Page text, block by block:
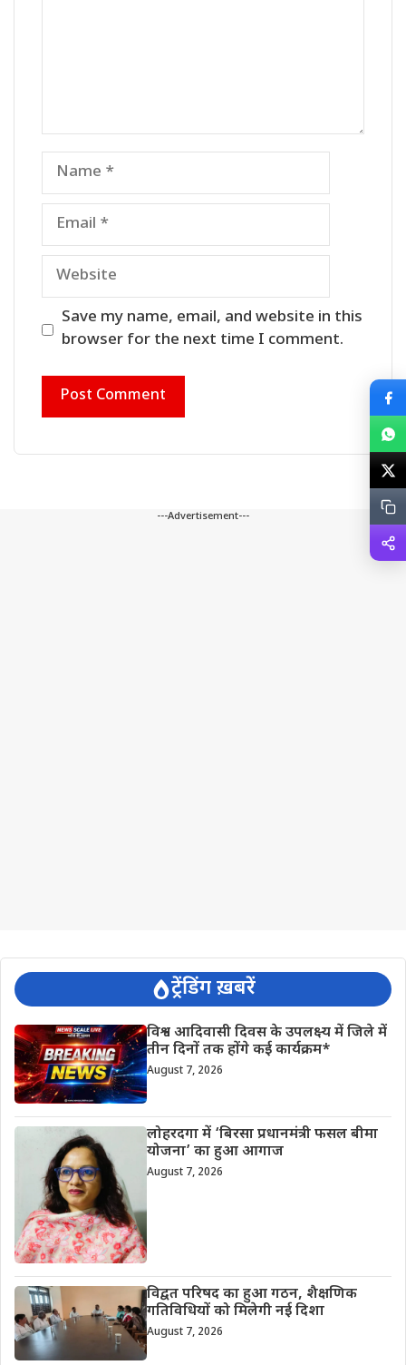
Name
Email
Website
Save my name, email, and website in this
browser for the next time I comment.
---Advertisement---
ट्रेंडिंग ख़बरें
विश्व आदिवासी दिवस के उपलक्ष्य में जिले में
तीन दिनों तक होंगे कई कार्यक्रम*
August 7, 2026
लोहरदगा में ‘बिरसा प्रधानमंत्री फसल बीमा
योजना’ का हुआ आगाज
August 7, 2026
विद्वत परिषद का हुआ गठन, शैक्षणिक
गतिविधियों को मिलेगी नई दिशा
August 7, 2026